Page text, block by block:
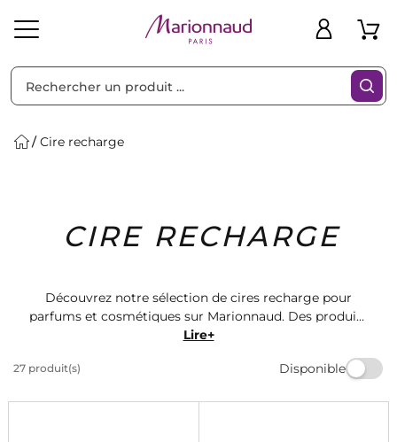
Solaire Homme Marques Idées
Cadeaux
Bons
Plans
Cire recharge
CIRE RECHARGE
Découvrez notre sélection de cires recharge pour
parfums et cosmétiques sur Marionnaud. Des produits
de qualité pour prolonger la durée de vos fragrances
parfum ou maquillage et profitez d'une expérience
Lire+
27 produit(s) Disponible
Filtres